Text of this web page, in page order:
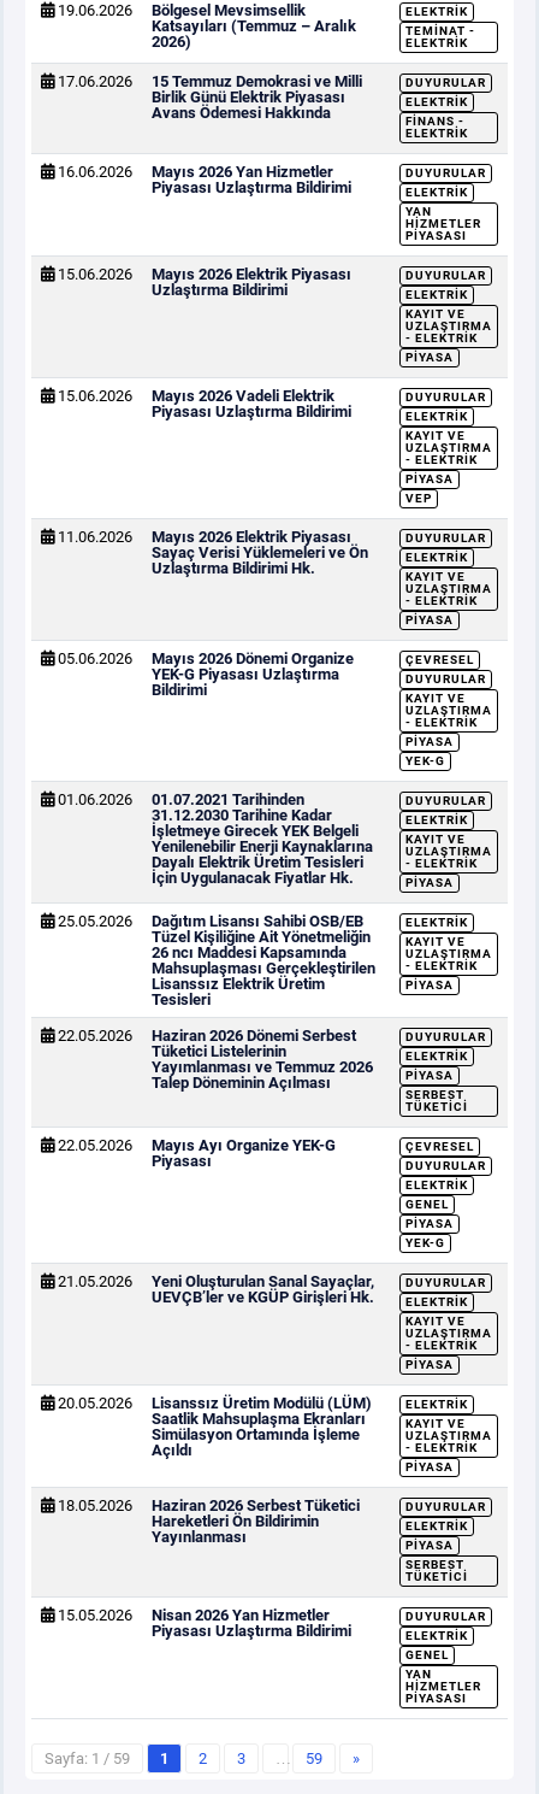
19.06.2026
Bölgesel Mevsimsellik
Katsayıları (Temmuz – Aralık
2026)
ELEKTRIK
TEMINAT -
ELEKTRIK
17.06.2026
15 Temmuz Demokrasi ve Milli
Birlik Günü Elektrik Piyasası
Avans Ödemesi Hakkında
DUYURULAR
ELEKTRIK
FINANS -
ELEKTRIK
16.06.2026
Mayıs 2026 Yan Hizmetler
Piyasası Uzlaştırma Bildirimi
DUYURULAR
ELEKTRIK
YAN
HIZMETLER
PIYASASI
15.06.2026
Mayıs 2026 Elektrik Piyasası
Uzlaştırma Bildirimi
DUYURULAR
ELEKTRIK
KAYIT VE
UZLAŞTIRMA
- ELEKTRIK
PIYASA
15.06.2026
Mayıs 2026 Vadeli Elektrik
Piyasası Uzlaştırma Bildirimi
DUYURULAR
ELEKTRIK
KAYIT VE
UZLAŞTIRMA
- ELEKTRIK
PIYASA
VEP
11.06.2026
Mayıs 2026 Elektrik Piyasası
Sayaç Verisi Yüklemeleri ve Ön
Uzlaştırma Bildirimi Hk.
DUYURULAR
ELEKTRIK
KAYIT VE
UZLAŞTIRMA
- ELEKTRIK
PIYASA
05.06.2026
Mayıs 2026 Dönemi Organize
YEK-G Piyasası Uzlaştırma
Bildirimi
ÇEVRESEL
DUYURULAR
KAYIT VE
UZLAŞTIRMA
- ELEKTRIK
PIYASA
YEK-G
01.06.2026
01.07.2021 Tarihinden
31.12.2030 Tarihine Kadar
İşletmeye Girecek YEK Belgeli
Yenilenebilir Enerji Kaynaklarına
Dayalı Elektrik Üretim Tesisleri
İçin Uygulanacak Fiyatlar Hk.
DUYURULAR
ELEKTRIK
KAYIT VE
UZLAŞTIRMA
- ELEKTRIK
PIYASA
25.05.2026
Dağıtım Lisansı Sahibi OSB/EB
Tüzel Kişiliğine Ait Yönetmeliğin
26 ncı Maddesi Kapsamında
Mahsuplaşması Gerçekleştirilen
Lisanssız Elektrik Üretim
Tesisleri
ELEKTRIK
KAYIT VE
UZLAŞTIRMA
- ELEKTRIK
PIYASA
22.05.2026
Haziran 2026 Dönemi Serbest
Tüketici Listelerinin
Yayımlanması ve Temmuz 2026
Talep Döneminin Açılması
DUYURULAR
ELEKTRIK
PIYASA
SERBEST
TÜKETICI
22.05.2026
Mayıs Ayı Organize YEK-G
Piyasası
ÇEVRESEL
DUYURULAR
ELEKTRIK
GENEL
PIYASA
YEK-G
21.05.2026
Yeni Oluşturulan Sanal Sayaçlar,
UEVÇB’ler ve KGÜP Girişleri Hk.
DUYURULAR
ELEKTRIK
KAYIT VE
UZLAŞTIRMA
- ELEKTRIK
PIYASA
20.05.2026
Lisanssız Üretim Modülü (LÜM)
Saatlik Mahsuplaşma Ekranları
Simülasyon Ortamında İşleme
Açıldı
ELEKTRIK
KAYIT VE
UZLAŞTIRMA
- ELEKTRIK
PIYASA
18.05.2026
Haziran 2026 Serbest Tüketici
Hareketleri Ön Bildirimin
Yayınlanması
DUYURULAR
ELEKTRIK
PIYASA
SERBEST
TÜKETICI
15.05.2026
Nisan 2026 Yan Hizmetler
Piyasası Uzlaştırma Bildirimi
DUYURULAR
ELEKTRIK
GENEL
YAN
HIZMETLER
PIYASASI
Sayfa: 1 / 59 1 2 3 … 59 »